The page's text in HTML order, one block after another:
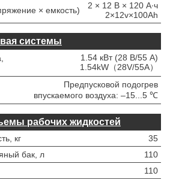
× емкость)
2 × 12 В × 120 А∙ч
2×12v×100Ah
системы
1.54 кВт (28 В/55 А)
1.54kW（28V/55A）
Предпусковой подогрев
впускаемого воздуха: –15...5 ℃
рабочих жидкостей
кг
35
бак, л
110
110